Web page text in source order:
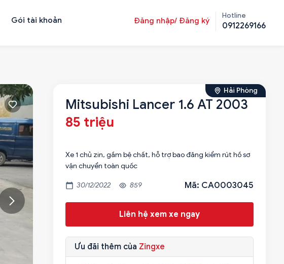
Gói tài khoản Đăng nhập/ Đăng ký
Hotline
0912269166
Hải Phòng
Mitsubishi Lancer 1.6 AT 2003
85 triệu
Xe 1 chủ zin, gầm bệ chất, hỗ trợ bao đăng kiểm rút hồ sơ
vận chuyển toàn quốc
30/12/2022 859 Mã: CA0003045
Liên hệ xem xe ngay
Ưu đãi thêm của Zingxe